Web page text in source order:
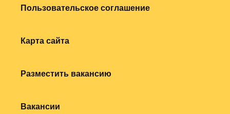
Пользовательское соглашение
Карта сайта
Разместить вакансию
Вакансии